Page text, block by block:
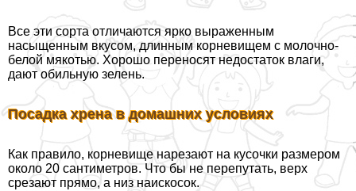
Все эти сорта отличаются ярко выраженным
насыщенным вкусом, длинным корневищем с молочно-
белой мякотью. Хорошо переносят недостаток влаги,
дают обильную зелень.
Посадка хрена в домашних условиях
Как правило, корневище нарезают на кусочки размером
около 20 сантиметров. Что бы не перепутать, верх
срезают прямо, а низ наискосок.